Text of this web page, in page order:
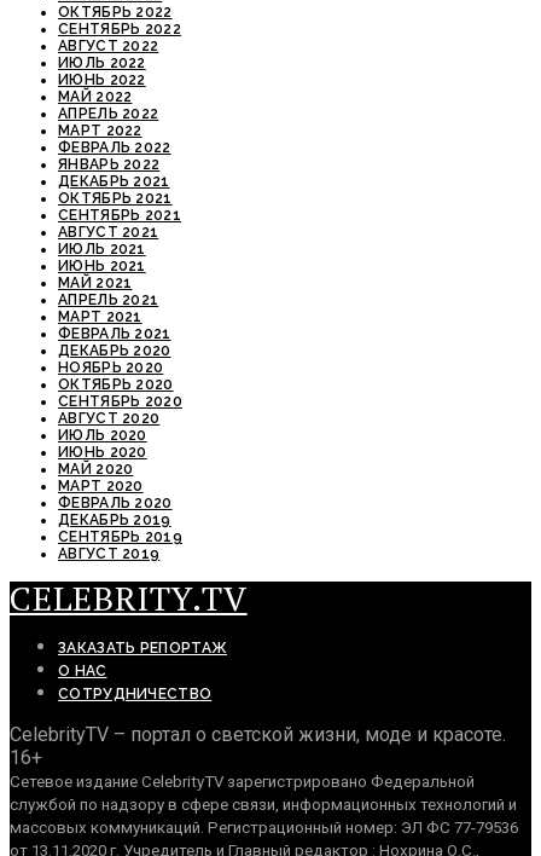
ОКТЯБРЬ 2022
СЕНТЯБРЬ 2022
АВГУСТ 2022
ИЮЛЬ 2022
ИЮНЬ 2022
МАЙ 2022
АПРЕЛЬ 2022
МАРТ 2022
ФЕВРАЛЬ 2022
ЯНВАРЬ 2022
ДЕКАБРЬ 2021
ОКТЯБРЬ 2021
СЕНТЯБРЬ 2021
АВГУСТ 2021
ИЮЛЬ 2021
ИЮНЬ 2021
МАЙ 2021
АПРЕЛЬ 2021
МАРТ 2021
ФЕВРАЛЬ 2021
ДЕКАБРЬ 2020
НОЯБРЬ 2020
ОКТЯБРЬ 2020
СЕНТЯБРЬ 2020
АВГУСТ 2020
ИЮЛЬ 2020
ИЮНЬ 2020
МАЙ 2020
МАРТ 2020
ФЕВРАЛЬ 2020
ДЕКАБРЬ 2019
СЕНТЯБРЬ 2019
АВГУСТ 2019
CELEBRITY.TV
ЗАКАЗАТЬ РЕПОРТАЖ
О НАС
СОТРУДНИЧЕСТВО
CelebrityTV – портал о светской жизни, моде и красоте.
16+
Сетевое издание CelebrityTV зарегистрировано Федеральной
службой по надзору в сфере связи, информационных технологий и
массовых коммуникаций. Регистрационный номер: ЭЛ ФС 77-79536
от 13.11.2020 г. Учредитель и Главный редактор : Нохрина О.С.,